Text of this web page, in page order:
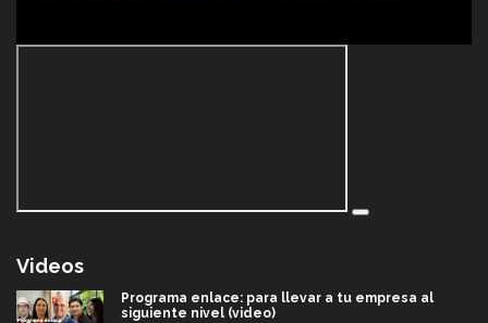
Videos
Programa enlace: para llevar a tu empresa al
siguiente nivel (video)